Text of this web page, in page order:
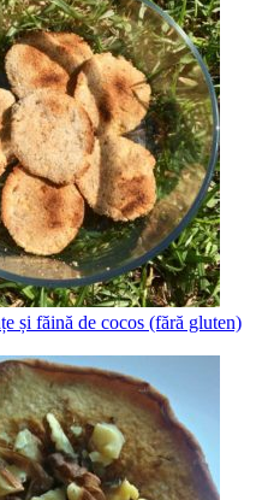
și făină de cocos (fără gluten)